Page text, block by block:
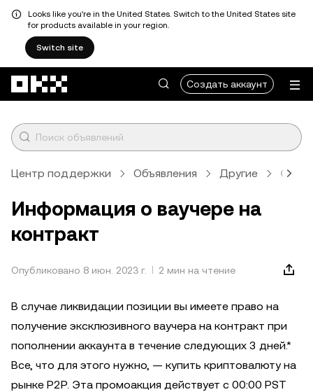
Looks like you're in the United States. Switch to the United States site
for products available in your region.
Switch site
Создать аккаунт
Центр поддержки Объявления Другие
Информация о ваучере на
контракт
Опубликовано 8 июн. 2023 г. 2 мин на чтение
В случае ликвидации позиции вы имеете право на
получение эксклюзивного ваучера на контракт при
пополнении аккаунта в течение следующих 3 дней.*
Все, что для этого нужно, — купить криптовалюту на
рынке P2P. Эта промоакция действует с 00:00 PST